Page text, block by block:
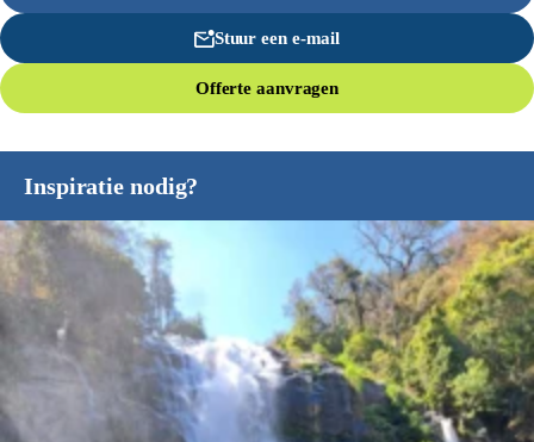
Stuur een e-mail
Offerte aanvragen
Inspiratie nodig?